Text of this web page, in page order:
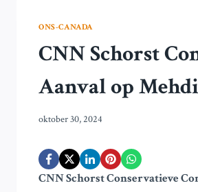
ONS-CANADA
CNN Schorst
Aanval op
oktober 30, 2024
CNN Schorst Conservatieve